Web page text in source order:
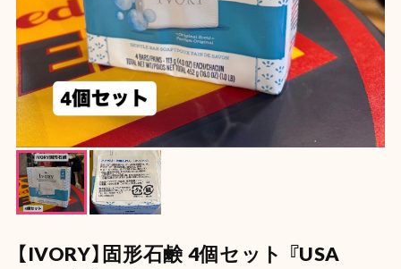
【IVORY】固形石鹸 4個セット 『USA